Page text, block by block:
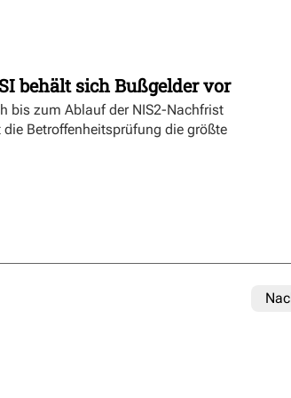
behält sich Bußgelder vor
bis zum Ablauf der NIS2-Nachfrist
Betroffenheitsprüfung die größte